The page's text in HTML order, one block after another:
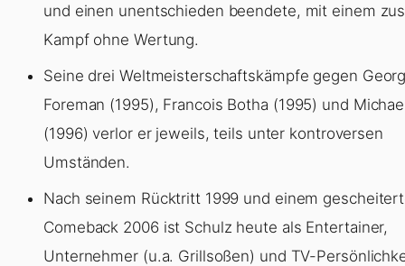
und einen unentschieden beendete, mit einem
Kampf ohne Wertung.
Seine drei Weltmeisterschaftskämpfe gegen
Foreman (1995), Francois Botha (1995) und
(1996) verlor er jeweils, teils unter kontroversen
Umständen.
Nach seinem Rücktritt 1999 und einem
Comeback 2006 ist Schulz heute als Entertainer,
Unternehmer (u.a. Grillsoßen) und TV-